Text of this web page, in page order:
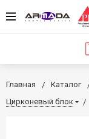
Главная Каталог
Цирконевый блок